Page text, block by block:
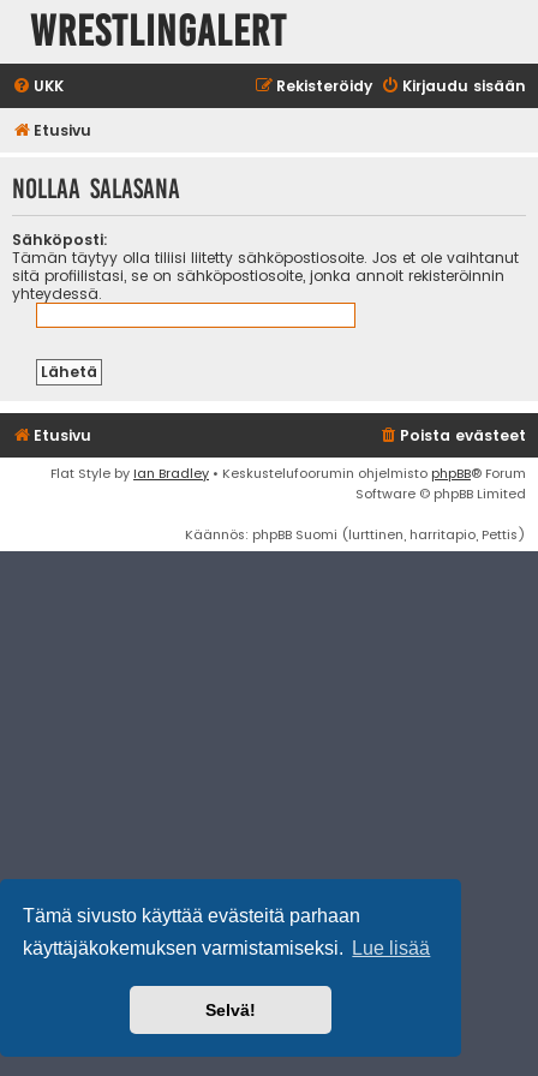
Tämä sivusto käyttää evästeitä parhaan
käyttäjäkokemuksen varmistamiseksi.
Lue lisää
Selvä!
WrestlingAlert
UKK Kirjaudu sisään
Rekisteröidy
Etusivu
Nollaa salasana
Sähköposti:
Tämän täytyy olla tiliisi liitetty sähköpostiosoite. Jos et ole vaihtanut
sitä profiilistasi, se on sähköpostiosoite, jonka annoit rekisteröinnin
yhteydessä.
Etusivu Poista evästeet
Flat Style by Ian Bradley • Keskustelufoorumin ohjelmisto phpBB® Forum
Software © phpBB Limited
Käännös: phpBB Suomi (lurttinen, harritapio, Pettis)